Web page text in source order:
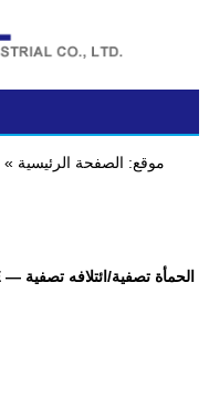
موقع: الصفحة الرئيسية »
وحدات تركيبة الهواء — وحدة النظام QUBE — الحمأة تصفية/ائتلافه تصفية